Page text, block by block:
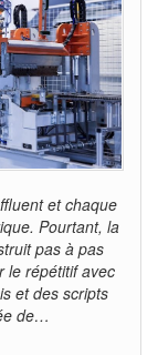
et chaque
Pourtant, la
pas à pas
le répétitif avec
et des scripts
de…